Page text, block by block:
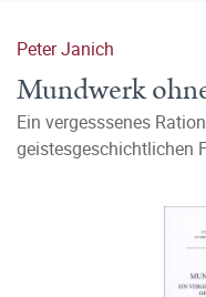
Peter Janich
Mundwerk
Ein vergesssenes
geistesgeschichtlichen